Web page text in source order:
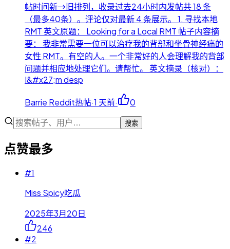
帖时间新→旧排列，收录过去24小时内发帖共 18 条
（最多40条）。评论仅对最新 4 条展示。 1. 寻找本地
RMT 英文原题： Looking for a Local RMT 帖子内容摘
要： 我非常需要一位可以治疗我的背部和坐骨神经痛的
女性 RMT。有空的人。一个非常好的人会理解我的背部
问题并相应地处理它们。请帮忙。 英文摘录（核对）：
I&#x27;m desp
Barrie Reddit热帖·1 天前· 0
搜索
点赞最多
#1
Miss Spicy吃瓜
2025年3月20日
246
#2